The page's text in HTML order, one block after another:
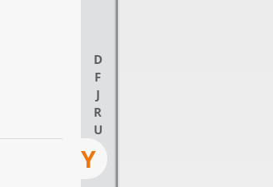
D
F
J
R
U
Y